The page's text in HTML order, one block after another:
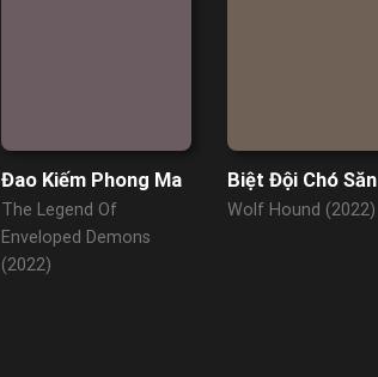
Đao Kiếm Phong Ma
The Legend Of
Enveloped Demons
(2022)
Biệt Đội Chó Săn
Wolf Hound (2022)